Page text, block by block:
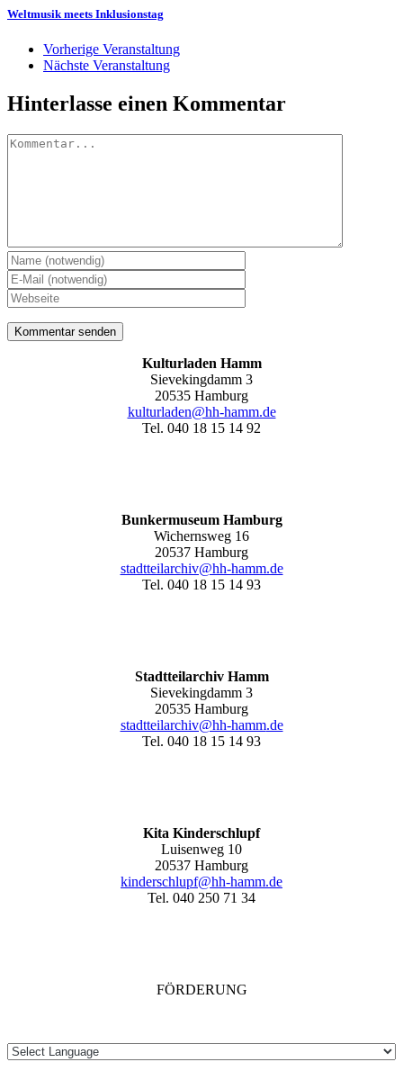
Weltmusik meets Inklusionstag
Vorherige Veranstaltung
Nächste Veranstaltung
Hinterlasse einen Kommentar
Kommentar
Kulturladen Hamm
Sievekingdamm 3
20535 Hamburg
kulturladen@hh-hamm.de
Tel. 040 18 15 14 92
Bunkermuseum Hamburg
Wichernsweg 16
20537 Hamburg
stadtteilarchiv@hh-hamm.de
Tel. 040 18 15 14 93
Stadtteilarchiv Hamm
Sievekingdamm 3
20535 Hamburg
stadtteilarchiv@hh-hamm.de
Tel. 040 18 15 14 93
Kita Kinderschlupf
Luisenweg 10
20537 Hamburg
kinderschlupf@hh-hamm.de
Tel. 040 250 71 34
FÖRDERUNG